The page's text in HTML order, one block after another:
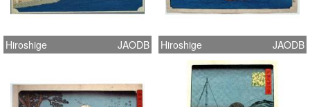
Hiroshige JAODB Hiroshige JAODB